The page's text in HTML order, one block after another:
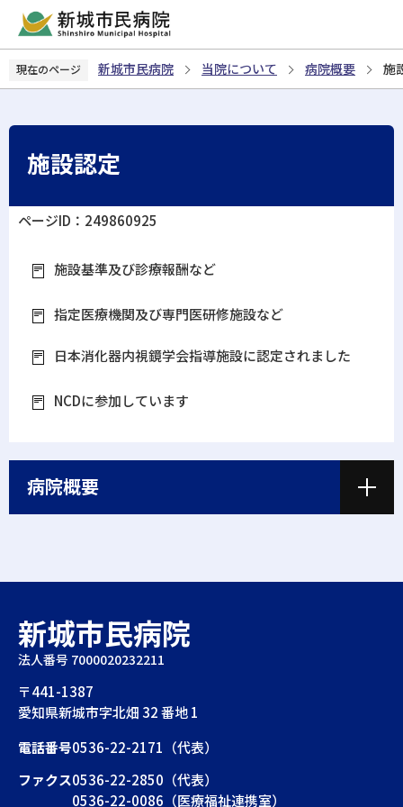
の
現在のページ 新城市民病院 当院について 病院概要 施
施設認定
ページID：249860925
施設基準及び診療報酬など
指定医療機関及び専門医研修施設など
日本消化器内視鏡学会指導施設に認定されました
NCDに参加しています
病院概要
新城市民病院
法人番号 7000020232211
〒441-1387
愛知県新城市字北畑 32 番地 1
電話番号0536-22-2171（代表）
ファクス0536-22-2850（代表）
0536-22-0086（医療福祉連携室）